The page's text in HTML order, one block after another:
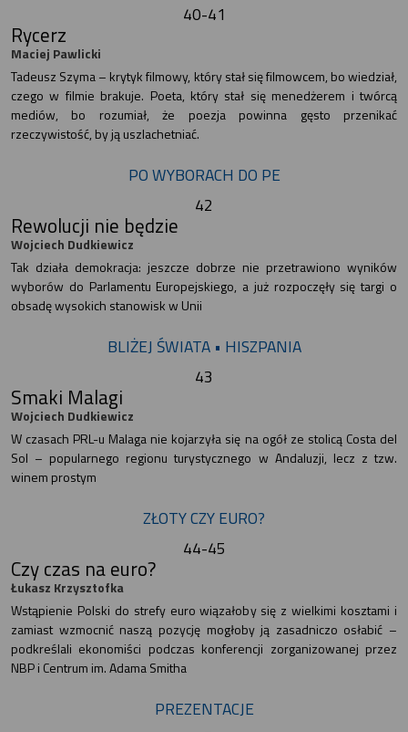
40-41
Rycerz
Maciej Pawlicki
Tadeusz Szyma – krytyk filmowy, który stał się filmowcem, bo wiedział,
czego w filmie brakuje. Poeta, który stał się menedżerem i twórcą
mediów, bo rozumiał, że poezja powinna gęsto przenikać
rzeczywistość, by ją uszlachetniać.
PO WYBORACH DO PE
42
Rewolucji nie będzie
Wojciech Dudkiewicz
Tak działa demokracja: jeszcze dobrze nie przetrawiono wyników
wyborów do Parlamentu Europejskiego, a już rozpoczęły się targi o
obsadę wysokich stanowisk w Unii
BLIŻEJ ŚWIATA • HISZPANIA
43
Smaki Malagi
Wojciech Dudkiewicz
W czasach PRL-u Malaga nie kojarzyła się na ogół ze stolicą Costa del
Sol – popularnego regionu turystycznego w Andaluzji, lecz z tzw.
winem prostym
ZŁOTY CZY EURO?
44-45
Czy czas na euro?
Łukasz Krzysztofka
Wstąpienie Polski do strefy euro wiązałoby się z wielkimi kosztami i
zamiast wzmocnić naszą pozycję mogłoby ją zasadniczo osłabić –
podkreślali ekonomiści podczas konferencji zorganizowanej przez
NBP i Centrum im. Adama Smitha
PREZENTACJE